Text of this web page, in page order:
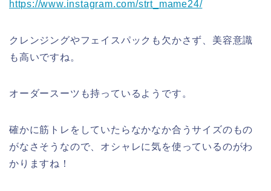
https://www.instagram.com/strt_mame24/
クレンジングやフェイスパックも欠かさず、美容意識
も高いですね。
オーダースーツも持っているようです。
確かに筋トレをしていたらなかなか合うサイズのもの
がなさそうなので、オシャレに気を使っているのがわ
かりますね！